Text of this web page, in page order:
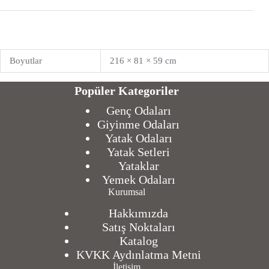
Boyutlar 216 × 81 × 59 cm
Popüler Kategoriler
Genç Odaları
Giyinme Odaları
Yatak Odaları
Yatak Setleri
Yataklar
Yemek Odaları
Kurumsal
Hakkımızda
Satış Noktaları
Katalog
KVKK Aydınlatma Metni
İletişim